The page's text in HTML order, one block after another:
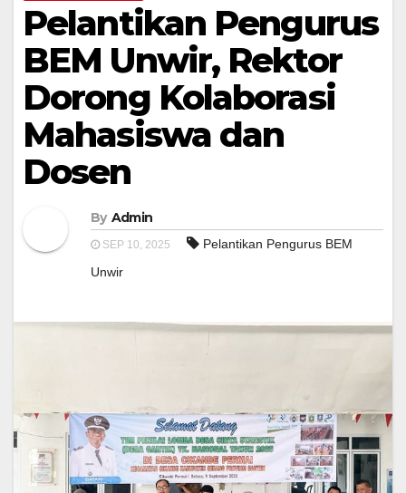
Pelantikan Pengurus
BEM Unwir, Rektor
Dorong Kolaborasi
Mahasiswa dan
Dosen
By Admin
SEP 10, 2025
Pelantikan Pengurus BEM
Unwir